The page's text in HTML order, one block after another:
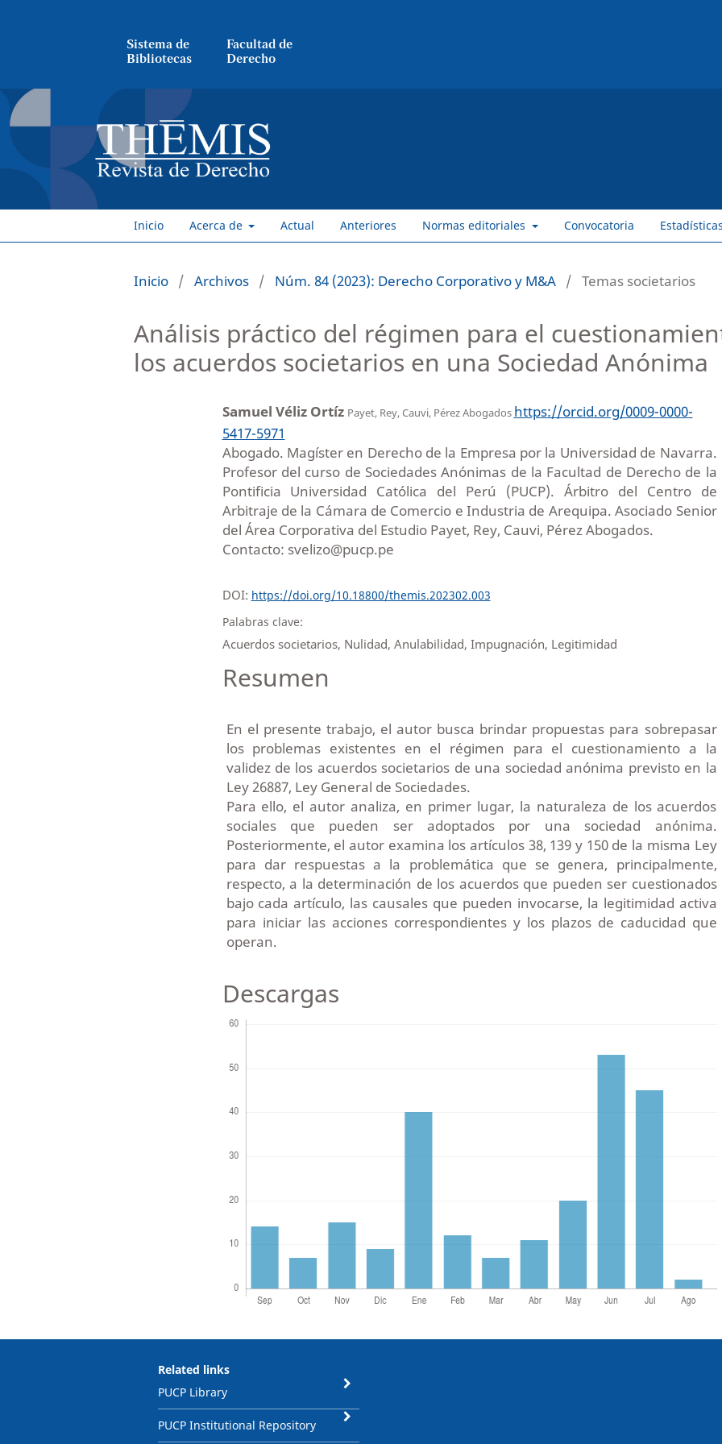
Sistema de
Bibliotecas
Facultad de
Derecho
Inicio Acerca de Actual Anteriores Normas editoriales Convocatoria
Inicio / Archivos / Núm. 84 (2023): Derecho Corporativo y M&A / Temas societarios
Análisis práctico del régimen para el
los acuerdos societarios en una Sociedad Anónima
Samuel Véliz Ortíz Payet, Rey, Cauvi, Pérez Abogados https://orcid.org/0009-0000-
5417-5971
Abogado. Magíster en Derecho de la Empresa por la Universidad de Navarra.
Profesor del curso de Sociedades Anónimas de la Facultad de Derecho de la
Pontificia Universidad Católica del Perú (PUCP). Árbitro del Centro de
Arbitraje de la Cámara de Comercio e Industria de Arequipa. Asociado Senior
del Área Corporativa del Estudio Payet, Rey, Cauvi, Pérez Abogados.
Contacto: svelizo@pucp.pe
DOI: https://doi.org/10.18800/themis.202302.003
Palabras clave:
Acuerdos societarios, Nulidad, Anulabilidad, Impugnación, Legitimidad
Resumen
En el presente trabajo, el autor busca brindar propuestas para sobrepasar
los problemas existentes en el régimen para el cuestionamiento a la
validez de los acuerdos societarios de una sociedad anónima previsto en la
Ley 26887, Ley General de Sociedades.
Para ello, el autor analiza, en primer lugar, la naturaleza de los acuerdos
sociales que pueden ser adoptados por una sociedad anónima.
Posteriormente, el autor examina los artículos 38, 139 y 150 de la misma Ley
para dar respuestas a la problemática que se genera, principalmente,
respecto, a la determinación de los acuerdos que pueden ser cuestionados
bajo cada artículo, las causales que pueden invocarse, la legitimidad activa
para iniciar las acciones correspondientes y los plazos de caducidad que
operan.
Descargas
Related links
PUCP Library
PUCP Institutional Repository